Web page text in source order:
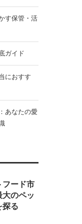
す保管・活
ガイド
におすす
あなたの愛
フード市
のペッ
探る